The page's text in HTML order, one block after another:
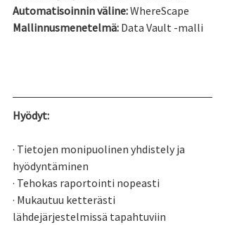
Automatisoinnin väline: WhereScape
Mallinnusmenetelmä: Data Vault -malli
Hyödyt:
· Tietojen monipuolinen yhdistely ja
hyödyntäminen
· Tehokas raportointi nopeasti
· Mukautuu ketterästi
lähdejärjestelmissä tapahtuviin